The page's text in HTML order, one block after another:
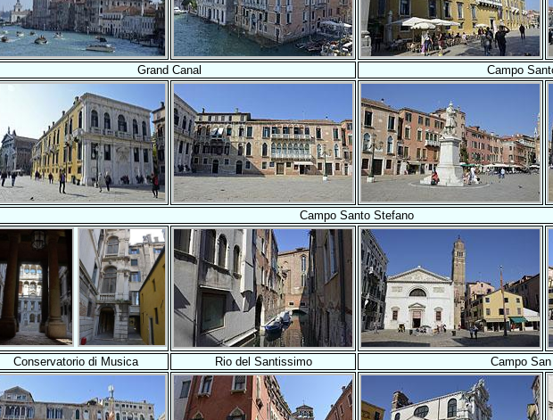
Grand Canal Campo
Campo Santo Stefano
Conservatorio di Musica Rio del Santissimo Campo